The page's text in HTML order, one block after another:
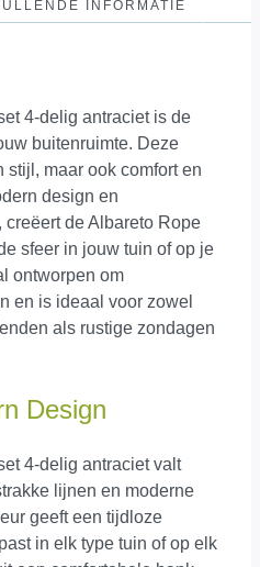
INFORMATIE
4-delig antraciet is de
buitenruimte. Deze
stijl, maar ook comfort en
design en
de Albareto Rope
sfeer in jouw tuin of op je
ontworpen om
en is ideaal voor zowel
als rustige zondagen
Design
4-delig antraciet valt
lijnen en moderne
geeft een tijdloze
in elk type tuin of op elk